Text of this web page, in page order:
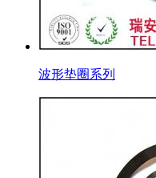
波形垫圈系列